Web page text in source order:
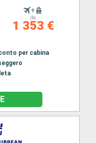
+
da
1 353 €
per cabina